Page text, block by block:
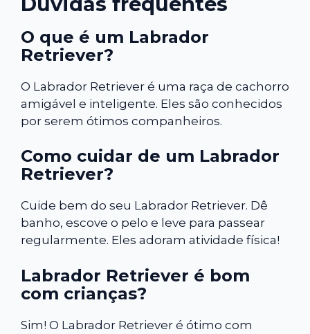
O que é um Labrador
Retriever?
O Labrador Retriever é uma raça de cachorro
amigável e inteligente. Eles são conhecidos
por serem ótimos companheiros.
Como cuidar de um Labrador
Retriever?
Cuide bem do seu Labrador Retriever. Dê
banho, escove o pelo e leve para passear
regularmente. Eles adoram atividade física!
Labrador Retriever é bom
com crianças?
Sim! O Labrador Retriever é ótimo com